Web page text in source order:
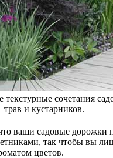
текстурные сочетания
и кустарников.
ваши садовые дорожки
так чтобы вы
цветов.